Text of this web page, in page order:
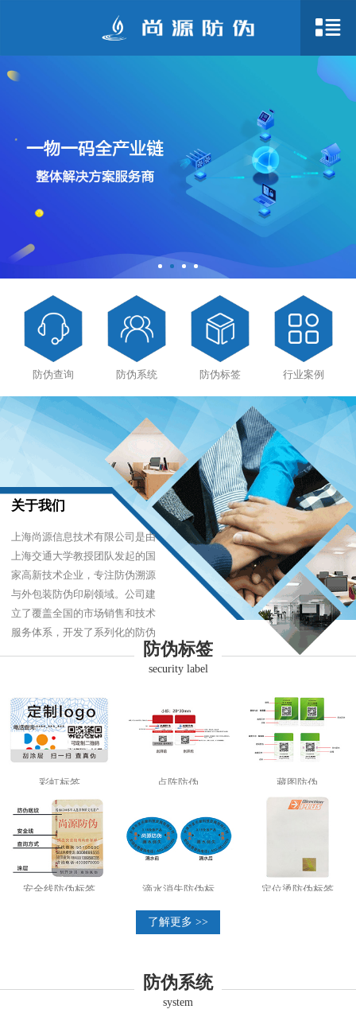
防伪查询 防伪系统 防伪标签 行业案例
关于我们
上海尚源信息技术有限公司是由
上海交通大学教授团队发起的国
家高新技术企业，专注防伪溯源
与外包装防伪印刷领域。公司建
立了覆盖全国的市场销售和技术
服务体系，开发了系列化的防伪
产品，以难仿制、易识别、优成
本的技术，经受住了市场的严酷
防伪标签
security label
彩虹标签 点阵防伪 藏图防伪
安全线防伪标签 滴水消失防伪标 定位烫防伪标签
了解更多 >>
防伪系统
system